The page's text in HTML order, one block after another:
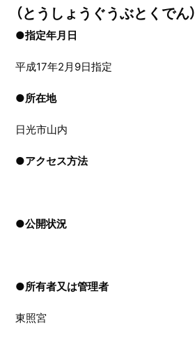
（とうしょうぐうぶとくでん）
●指定年月日
平成17年2月9日指定
●所在地
日光市山内
●アクセス方法
●公開状況
●所有者又は管理者
東照宮